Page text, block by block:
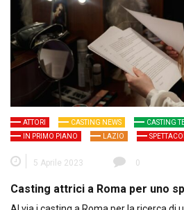
ATTORI CASTING NEWS CASTING
IN PRIMO PIANO
LAZIO
5 Aprile 2023 0
Casting attrici a Roma per uno